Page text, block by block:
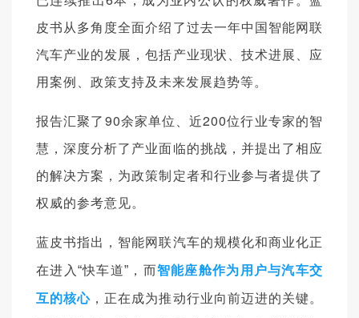
皮书从多角度全面介绍了过去一年中国智能网联
汽车产业的发展，包括产业现状、技术进展、应
用案例、政策支持及未来发展趋势等。
报告汇聚了90余家单位、近200位行业专家的智
慧，深度分析了产业面临的挑战，并提出了相应
的解决方案，为政策制定者和行业参与者提供了
权威的参考意见。
蓝皮书指出，智能网联汽车的规模化和商业化正
在进入“快车道”，而智能座舱作为用户与汽车交
互的核心 ，正在成为推动行业向前迈进的关键。